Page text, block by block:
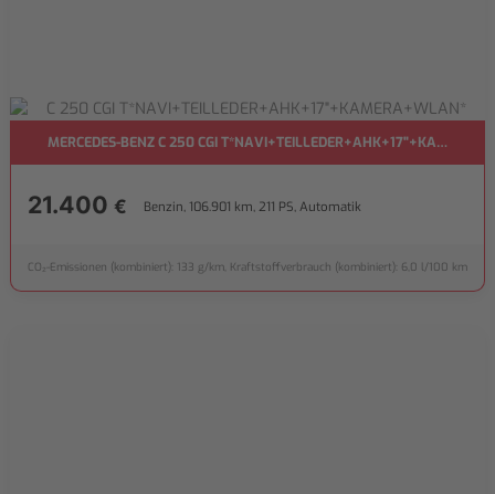
MERCEDES-BENZ C 250 CGI
21.400 € Benzin, 106.901 km, 211 PS, Automatik
CO₂-Emissionen (kombiniert): 133 g/km, Kraftstoffverbrauch (kombiniert): 6,0 l/100 km